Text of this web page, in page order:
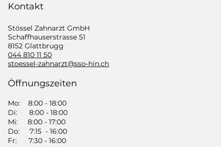
Öffnungszeiten
Mo: 8:00 - 18:00
Di: 8:00 - 18:00
Mi: 8:00 - 17:00
Do: 7:15 - 16:00
Fr: 7:30 - 16:00
Kontakt
Stössel Zahnarzt GmbH
​Schaffhauserstrasse 51
8152 Glattbrugg
044 810 11 50
​stoessel-zahnarzt@sso-hin.ch